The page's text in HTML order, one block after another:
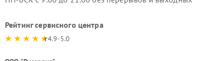
Рейтинг сервисного центра
4.9-5.0